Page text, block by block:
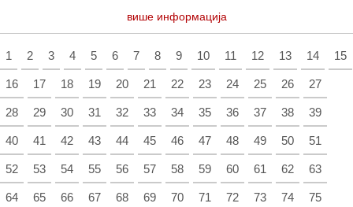
више информација
1 2 3 4 5 6 7 8 9 10 11 12 13 14 15
16 17 18 19 20 21 22 23 24 25 26 27
28 29 30 31 32 33 34 35 36 37 38 39
40 41 42 43 44 45 46 47 48 49 50 51
52 53 54 55 56 57 58 59 60 61 62 63
64 65 66 67 68 69 70 71 72 73 74 75